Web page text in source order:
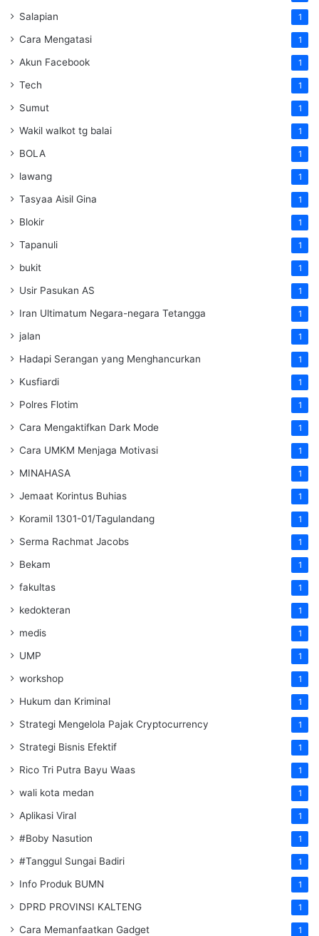
Salapian 1
Cara Mengatasi 1
Akun Facebook 1
Tech 1
Sumut 1
Wakil walkot tg balai 1
BOLA 1
lawang 1
Tasyaa Aisil Gina 1
Blokir 1
Tapanuli 1
bukit 1
Usir Pasukan AS 1
Iran Ultimatum Negara-negara Tetangga 1
jalan 1
Hadapi Serangan yang Menghancurkan 1
Kusfiardi 1
Polres Flotim 1
Cara Mengaktifkan Dark Mode 1
Cara UMKM Menjaga Motivasi 1
MINAHASA 1
Jemaat Korintus Buhias 1
Koramil 1301-01/Tagulandang 1
Serma Rachmat Jacobs 1
Bekam 1
fakultas 1
kedokteran 1
medis 1
UMP 1
workshop 1
Hukum dan Kriminal 1
Strategi Mengelola Pajak Cryptocurrency 1
Strategi Bisnis Efektif 1
Rico Tri Putra Bayu Waas 1
wali kota medan 1
Aplikasi Viral 1
#Boby Nasution 1
#Tanggul Sungai Badiri 1
Info Produk BUMN 1
DPRD PROVINSI KALTENG 1
Cara Memanfaatkan Gadget 1